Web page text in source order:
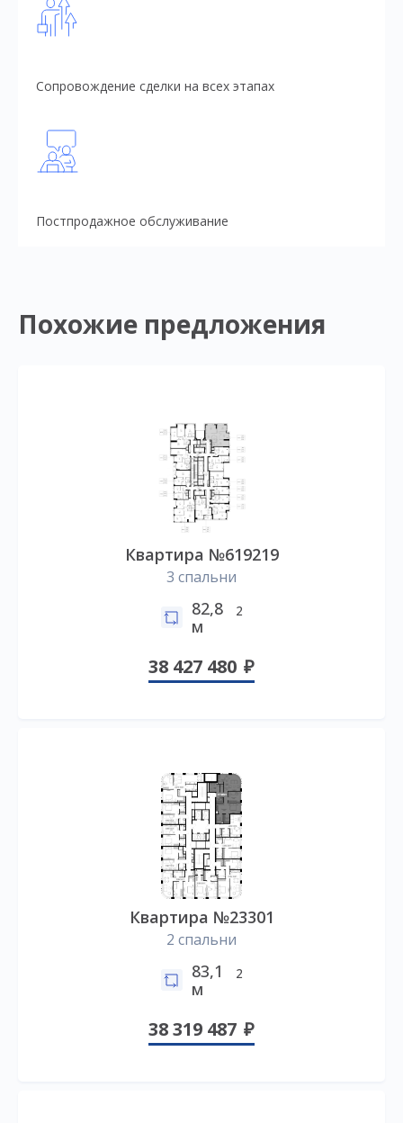
Сопровождение сделки на всех этапах
Постпродажное обслуживание
Похожие предложения
Квартира №619219
3 спальни
82,8
м
2
38 427 480
Квартира №23301
2 спальни
83,1
м
2
38 319 487